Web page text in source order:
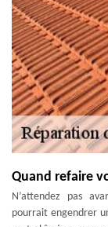
Quand refaire
N’attendez pas
pourrait engendrer